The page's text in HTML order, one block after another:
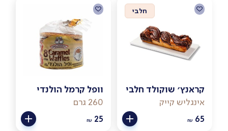
חלבי
קראנץ׳ שוקולד חלבי
אינגליש קייק
₪ 65
וופל קרמל הולנדי
260 גרם
₪ 25